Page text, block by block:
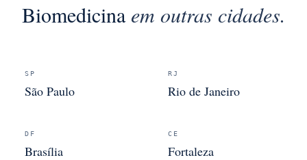
Biomedicina em outras cidades.
SP
São Paulo
RJ
Rio de Janeiro
DF
Brasília
CE
Fortaleza